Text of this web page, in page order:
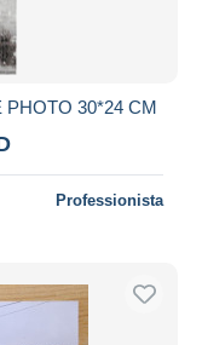
PHOTO 30*24 CM
Professionista